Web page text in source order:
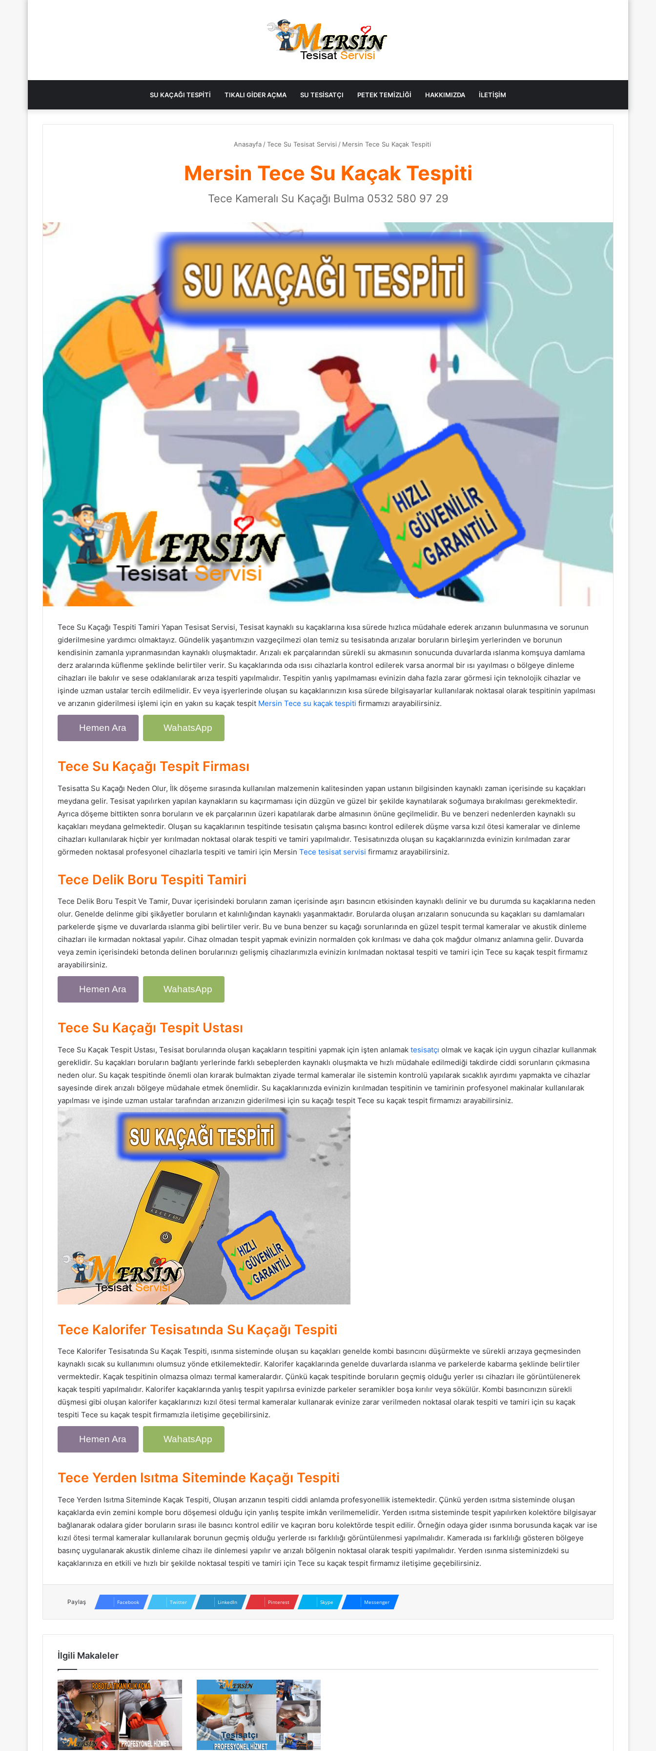
SU KAÇAĞI TESPITI TIKALI GIDER AÇMA SU TESISATÇI PETEK TEMIZLIĞI HAKKIMIZDA İLETIŞIM
Anasayfa / Tece Su Tesisat Servisi / Mersin Tece Su Kaçak Tespiti
Mersin Tece Su Kaçak Tespiti
Tece Kameralı Su Kaçağı Bulma 0532 580 97 29
Tece Su Kaçağı Tespiti Tamiri Yapan Tesisat Servisi, Tesisat kaynaklı su kaçaklarına kısa sürede hızlıca müdahale ederek arızanın bulunmasına ve sorunun
giderilmesine yardımcı olmaktayız. Gündelik yaşantımızın vazgeçilmezi olan temiz su tesisatında arızalar boruların birleşim yerlerinden ve borunun
kendisinin zamanla yıpranmasından kaynaklı oluşmaktadır. Arızalı ek parçalarından sürekli su akmasının sonucunda duvarlarda ıslanma komşuya damlama
derz aralarında küflenme şeklinde belirtiler verir. Su kaçaklarında oda ısısı cihazlarla kontrol edilerek varsa anormal bir ısı yayılması o bölgeye dinleme
cihazları ile bakılır ve sese odaklanılarak arıza tespiti yapılmalıdır. Tespitin yanlış yapılmaması evinizin daha fazla zarar görmesi için teknolojik cihazlar ve
işinde uzman ustalar tercih edilmelidir. Ev veya işyerlerinde oluşan su kaçaklarınızın kısa sürede bilgisayarlar kullanılarak noktasal olarak tespitinin yapılması
ve arızanın giderilmesi işlemi için en yakın su kaçak tespit Mersin Tece su kaçak tespiti firmamızı arayabilirsiniz.
Hemen Ara WahatsApp
Tece Su Kaçağı Tespit Firması
Tesisatta Su Kaçağı Neden Olur, İlk döşeme sırasında kullanılan malzemenin kalitesinden yapan ustanın bilgisinden kaynaklı zaman içerisinde su kaçakları
meydana gelir. Tesisat yapılırken yapılan kaynakların su kaçırmaması için düzgün ve güzel bir şekilde kaynatılarak soğumaya bırakılması gerekmektedir.
Ayrıca döşeme bittikten sonra boruların ve ek parçalarının üzeri kapatılarak darbe almasının önüne geçilmelidir. Bu ve benzeri nedenlerden kaynaklı su
kaçakları meydana gelmektedir. Oluşan su kaçaklarının tespitinde tesisatın çalışma basıncı kontrol edilerek düşme varsa kızıl ötesi kameralar ve dinleme
cihazları kullanılarak hiçbir yer kırılmadan noktasal olarak tespiti ve tamiri yapılmalıdır. Tesisatınızda oluşan su kaçaklarınızda evinizin kırılmadan zarar
görmeden noktasal profesyonel cihazlarla tespiti ve tamiri için Mersin Tece tesisat servisi firmamız arayabilirsiniz.
Tece Delik Boru Tespiti Tamiri
Tece Delik Boru Tespit Ve Tamir, Duvar içerisindeki boruların zaman içerisinde aşırı basıncın etkisinden kaynaklı delinir ve bu durumda su kaçaklarına neden
olur. Genelde delinme gibi şikâyetler boruların et kalınlığından kaynaklı yaşanmaktadır. Borularda oluşan arızaların sonucunda su kaçakları su damlamaları
parkelerde şişme ve duvarlarda ıslanma gibi belirtiler verir. Bu ve buna benzer su kaçağı sorunlarında en güzel tespit termal kameralar ve akustik dinleme
cihazları ile kırmadan noktasal yapılır. Cihaz olmadan tespit yapmak evinizin normalden çok kırılması ve daha çok mağdur olmanız anlamına gelir. Duvarda
veya zemin içerisindeki betonda delinen borularınızı gelişmiş cihazlarımızla evinizin kırılmadan noktasal tespiti ve tamiri için Tece su kaçak tespit firmamız
arayabilirsiniz.
Hemen Ara WahatsApp
Tece Su Kaçağı Tespit Ustası
Tece Su Kaçak Tespit Ustası, Tesisat borularında oluşan kaçakların tespitini yapmak için işten anlamak tesisatçı olmak ve kaçak için uygun cihazlar kullanmak
gereklidir. Su kaçakları boruların bağlantı yerlerinde farklı sebeplerden kaynaklı oluşmakta ve hızlı müdahale edilmediği takdirde ciddi sorunların çıkmasına
neden olur. Su kaçak tespitinde önemli olan kırarak bulmaktan ziyade termal kameralar ile sistemin kontrolü yapılarak sıcaklık ayırdımı yapmakta ve cihazlar
sayesinde direk arızalı bölgeye müdahale etmek önemlidir. Su kaçaklarınızda evinizin kırılmadan tespitinin ve tamirinin profesyonel makinalar kullanılarak
yapılması ve işinde uzman ustalar tarafından arızanızın giderilmesi için su kaçağı tespit Tece su kaçak tespit firmamızı arayabilirsiniz.
Tece Kalorifer Tesisatında Su Kaçağı Tespiti
Tece Kalorifer Tesisatında Su Kaçak Tespiti, ısınma sisteminde oluşan su kaçakları genelde kombi basıncını düşürmekte ve sürekli arızaya geçmesinden
kaynaklı sıcak su kullanımını olumsuz yönde etkilemektedir. Kalorifer kaçaklarında genelde duvarlarda ıslanma ve parkelerde kabarma şeklinde belirtiler
vermektedir. Kaçak tespitinin olmazsa olmazı termal kameralardır. Çünkü kaçak tespitinde boruların geçmiş olduğu yerler ısı cihazları ile görüntülenerek
kaçak tespiti yapılmalıdır. Kalorifer kaçaklarında yanlış tespit yapılırsa evinizde parkeler seramikler boşa kırılır veya sökülür. Kombi basıncınızın sürekli
düşmesi gibi oluşan kalorifer kaçaklarınızı kızıl ötesi termal kameralar kullanarak evinize zarar verilmeden noktasal olarak tespiti ve tamiri için su kaçak
tespiti Tece su kaçak tespit firmamızla iletişime geçebilirsiniz.
Hemen Ara WahatsApp
Tece Yerden Isıtma Siteminde Kaçağı Tespiti
Tece Yerden Isıtma Siteminde Kaçak Tespiti, Oluşan arızanın tespiti ciddi anlamda profesyonellik istemektedir. Çünkü yerden ısıtma sisteminde oluşan
kaçaklarda evin zemini komple boru döşemesi olduğu için yanlış tespite imkân verilmemelidir. Yerden ısıtma sisteminde tespit yapılırken kolektöre bilgisayar
bağlanarak odalara gider boruların sırası ile basıncı kontrol edilir ve kaçıran boru kolektörde tespit edilir. Örneğin odaya gider ısınma borusunda kaçak var ise
kızıl ötesi termal kameralar kullanılarak borunun geçmiş olduğu yerlerde ısı farklılığı görüntülenmesi yapılmalıdır. Kamerada ısı farklılığı gösteren bölgeye
basınç uygulanarak akustik dinleme cihazı ile dinlemesi yapılır ve arızalı bölgenin noktasal olarak tespiti yapılmalıdır. Yerden ısınma sisteminizdeki su
kaçaklarınıza en etkili ve hızlı bir şekilde noktasal tespiti ve tamiri için Tece su kaçak tespit firmamız iletişime geçebilirsiniz.
Paylaş Facebook Twitter LinkedIn Pinterest Skype Messenger
İlgili Makaleler